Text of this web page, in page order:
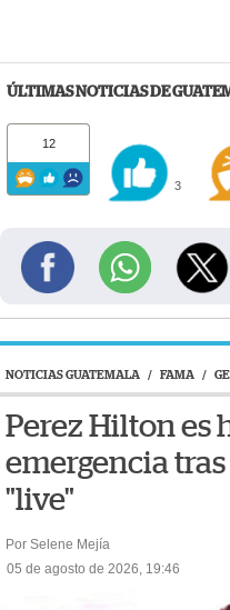
ÚLTIMAS NOTICIAS DE
12
3
NOTICIAS GUATEMALA / FAMA /
Perez Hilton es
emergencia
"live"
Por Selene Mejía
05 de agosto de 2026, 19:46